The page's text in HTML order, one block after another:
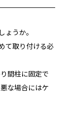
ょうか。
て取り付ける必
間柱に固定で
な場合にはケ